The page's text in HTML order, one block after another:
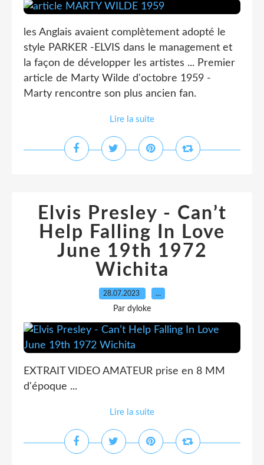
les Anglais avaient complètement adopté le
style PARKER -ELVIS dans le management et
la façon de développer les artistes ... Premier
article de Marty Wilde d'octobre 1959 -
Marty rencontre son plus ancien fan.
Lire la suite
Elvis Presley - Can’t
Help Falling In Love
June 19th 1972
Wichita
28.07.2023 …
Par dyloke
EXTRAIT VIDEO AMATEUR prise en 8 MM
d'époque ...
Lire la suite